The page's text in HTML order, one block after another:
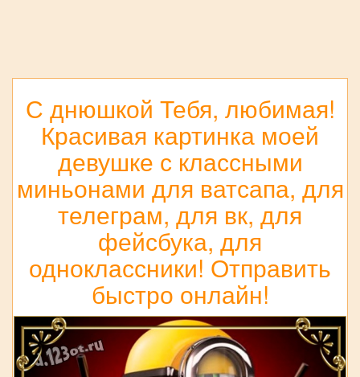
С днюшкой Тебя, любимая!
Красивая картинка моей
девушке с классными
миньонами для ватсапа, для
телеграм, для вк, для
фейсбука, для
одноклассники! Отправить
быстро онлайн!